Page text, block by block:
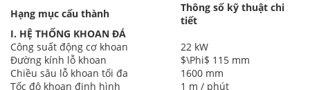
Hạng mục cấu thành
Thông số kỹ thuật chi
tiết
I. HỆ THỐNG KHOAN ĐÁ
Công suất động cơ khoan
22 kW
Đường kính lỗ khoan
$\Phi$ 115 mm
Chiều sâu lỗ khoan tối đa
1600 mm
Tốc độ khoan định hình
1 m / phút